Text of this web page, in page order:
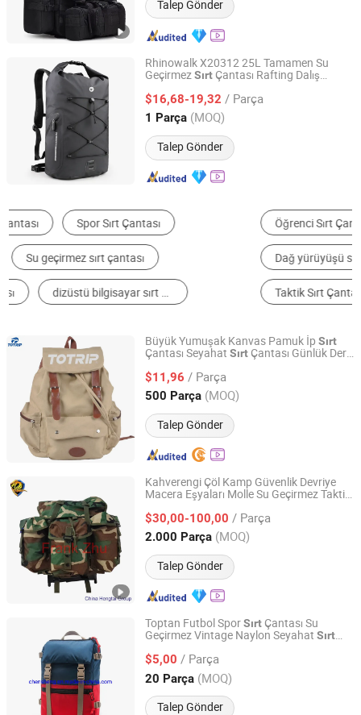
Talep Gönder
Rhinowalk X20312 25L Tamamen Su
GeçirmezSırt Çantası Rafting Dalış
$16,68-19,32 / Parça
1 Parça (MOQ)
Talep Gönder
Colpoint Technology Limited
Guangdong, China Fiyat 2022
Öğrenci Sırt Çantası Günlük Spor Sırt Çantası
Laptop Sırt Çantası
Taktik Sırt Çantası USB Sırt Çantası
Büyük Yumuşak Kanvas Pamuk İp Sırt
Çantası Seyahat Sırt Çantası Günlük Deri
$11,96 / Parça
500 Parça (MOQ)
Talep Gönder
Quanzhou Chally Sport Goods Co., Ltd.
Fujian, China Fiyat 2009
Kahverengi Çöl Kamp Güvenlik Devriye
Macera Eşyaları Molle Su Geçirmez Taktik
$30,00-100,00 / Parça
2.000 Parça (MOQ)
Talep Gönder
CHINA HENGTAI GROUP CO., LIMITED
Tianjin, China Fiyat 2017
Toptan Futbol SporSırt Çantası Su
Geçirmez Vintage Naylon Seyahat Sırt
Yüksek Kapasite
$5,00 / Parça
20 Parça (MOQ)
Talep Gönder
Times Chensheng (Xiamen) Trading Co., Ltd.
Fujian, China Fiyat 2020